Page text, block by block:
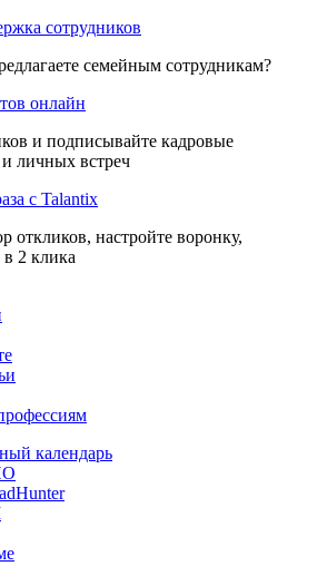
сотрудников
семейным сотрудникам?
онлайн
и подписывайте кадровые
личных встреч
с Talantix
откликов, настройте воронку,
2 клика
календарь